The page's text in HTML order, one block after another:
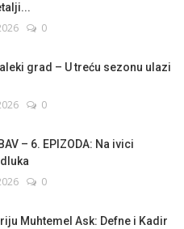
0
grad – U treću sezonu ulazi
0
– 6. EPIZODA: Na ivici
0
Muhtemel Ask: Defne i Kadir